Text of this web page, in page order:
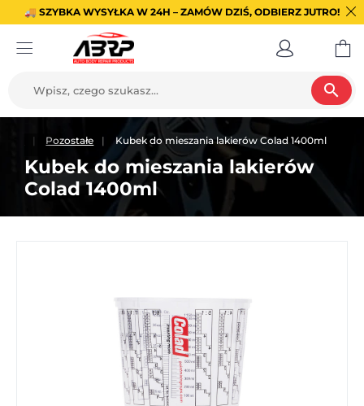
🚚 SZYBKA WYSYŁKA W 24H – ZAMÓW DZIŚ, ODBIERZ JUTRO!
search
Pozostałe Kubek do mieszania lakierów Colad 1400ml
Kubek do mieszania lakierów
Colad 1400ml